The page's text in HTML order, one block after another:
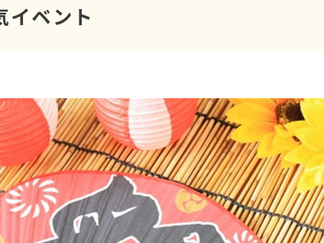
イベント